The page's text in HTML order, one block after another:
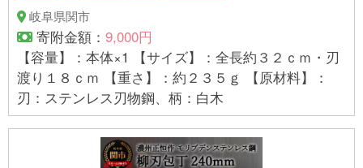
岐阜県関市
寄附金額： 9,000円
【容量】：本体×1 【サイズ】：全長約３２ｃｍ・刃
渡り１８ｃｍ 【重さ】：約２３５ｇ 【原材料】：
刃：ステンレス刃物鋼、柄：白木